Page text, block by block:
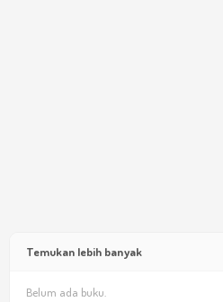
Temukan lebih banyak
Belum ada buku.